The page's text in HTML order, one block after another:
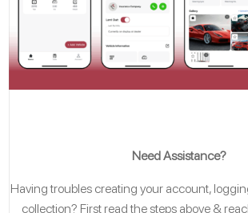
Need Assistance?
Having troubles creating your account,
collection? First read the steps above &